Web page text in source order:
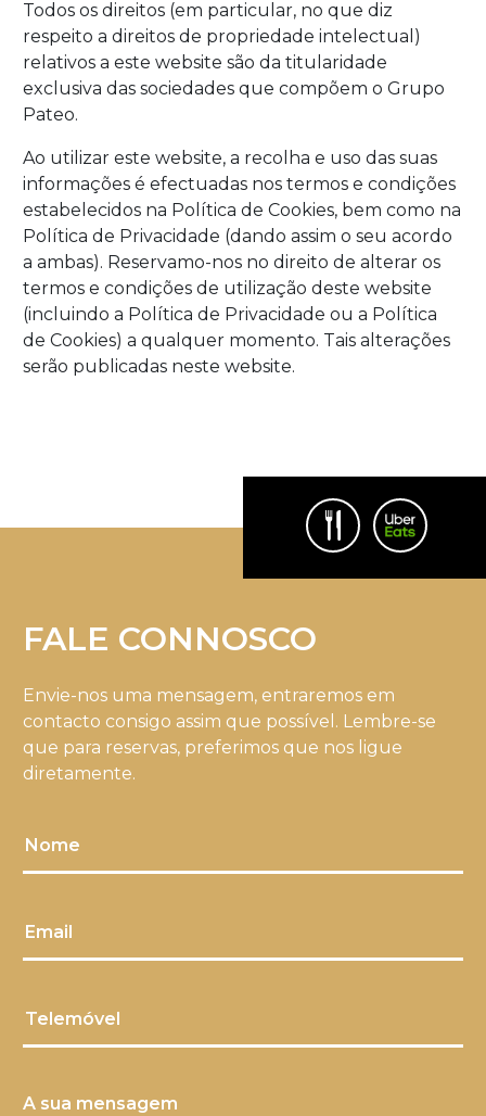
Todos os direitos (em particular, no que diz
respeito a direitos de propriedade intelectual)
relativos a este website são da titularidade
exclusiva das sociedades que compõem o Grupo
Pateo.
Ao utilizar este website, a recolha e uso das suas
informações é efectuadas nos termos e condições
estabelecidos na Política de Cookies, bem como na
Política de Privacidade (dando assim o seu acordo
a ambas). Reservamo-nos no direito de alterar os
termos e condições de utilização deste website
(incluindo a Política de Privacidade ou a Política
de Cookies) a qualquer momento. Tais alterações
serão publicadas neste website.
FALE CONNOSCO
Envie-nos uma mensagem, entraremos em
contacto consigo assim que possível. Lembre-se
que para reservas, preferimos que nos ligue
diretamente.
Nome
Email
Telemóvel
A sua mensagem